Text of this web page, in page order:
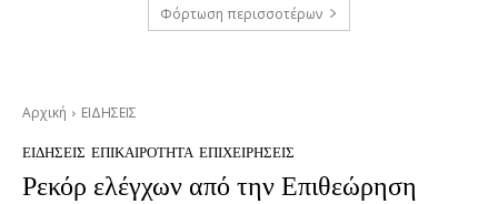
Φόρτωση περισσοτέρων